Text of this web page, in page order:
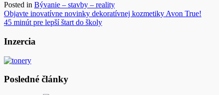
Posted in Bývanie – stavby – reality
Navigácia
v
článku
Objavte inovatívne novinky dekoratívnej kozmetiky Avon True!
45 minút pre lepší štart do školy
Inzercia
Posledné články